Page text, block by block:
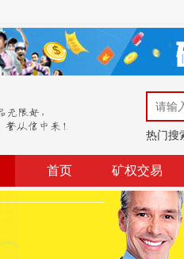
热门搜
首页 矿权交易